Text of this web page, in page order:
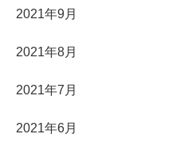
2021年9月
2021年8月
2021年7月
2021年6月